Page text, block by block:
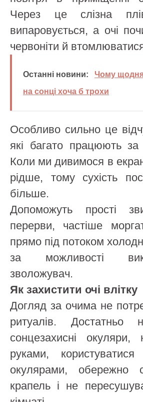
Через це слізна
випаровується, а очі
червоніти й
Останні новини:
Чому
на сонці хоча б трохи
Особливо сильно це
які багато працюють за
Коли ми дивимося в
рідше, тому сухість
більше.
Допоможуть прості
перерви, частіше
прямо під потоком
за можливості
зволожувач.
Як захистити очі влітку
Догляд за очима не
ритуалів. Достатньо
сонцезахисні
руками,
окулярами, обережно
крапель і не